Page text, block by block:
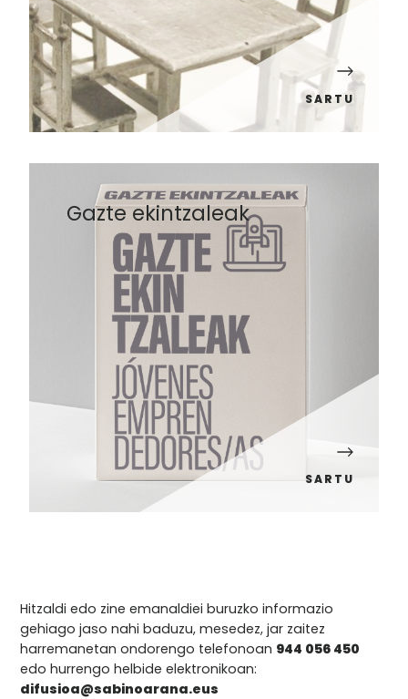
SARTU
Gazte ekintzaleak
SARTU
Hitzaldi edo zine emanaldiei buruzko informazio
gehiago jaso nahi baduzu, mesedez, jar zaitez
harremanetan ondorengo telefonoan 944 056 450
edo hurrengo helbide elektronikoan:
difusioa@sabinoarana.eus